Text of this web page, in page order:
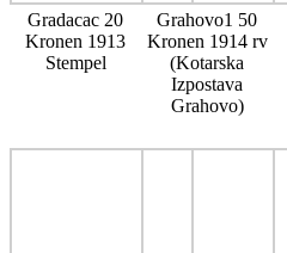
Gradacac 20
Kronen 1913
Stempel
Grahovo1 50
Kronen 1914 rv
(Kotarska
Izpostava
Grahovo)